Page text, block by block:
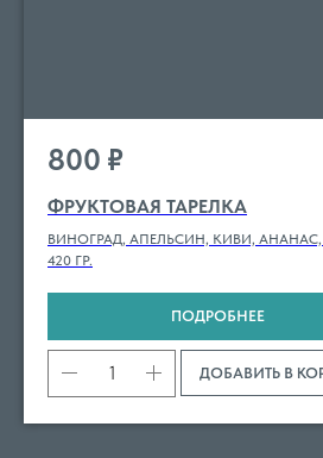
800 ₽
ФРУКТОВАЯ ТАРЕЛКА
ВИНОГРАД, АПЕЛЬСИН, КИВИ,
420 ГР.
ПОДРОБНЕЕ
ДОБАВИТЬ В